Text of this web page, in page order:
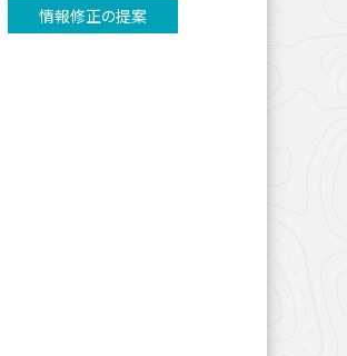
情報修正の提案